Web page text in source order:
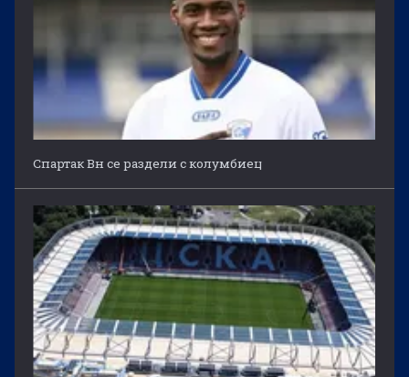
Спартак Вн се раздели с колумбиец